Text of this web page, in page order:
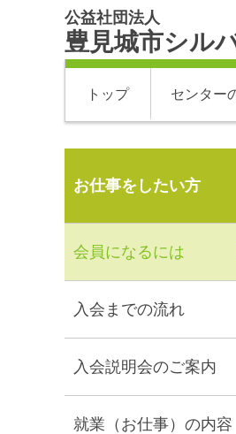
公益社団法人
豊見城市シル
トップ センター
お仕事をしたい方
会員になるには
入会までの流れ
入会説明会のご案内
就業（お仕事）の内容